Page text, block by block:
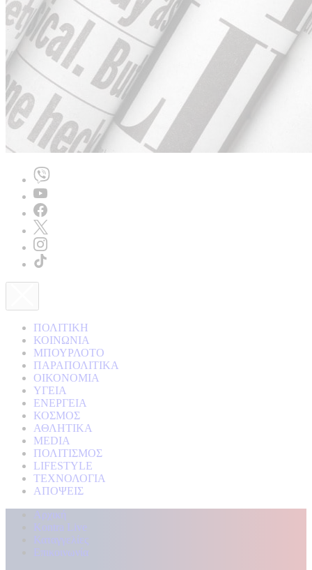
ΠΟΛΙΤΙΚΗ
ΚΟΙΝΩΝΙΑ
ΜΠΟΥΡΛΟΤΟ
ΠΑΡΑΠΟΛΙΤΙΚΑ
ΟΙΚΟΝΟΜΙΑ
ΥΓΕΙΑ
ΕΝΕΡΓΕΙΑ
ΚΟΣΜΟΣ
ΑΘΛΗΤΙΚΑ
MEDIA
ΠΟΛΙΤΙΣΜΟΣ
LIFESTYLE
ΤΕΧΝΟΛΟΓΙΑ
ΑΠΟΨΕΙΣ
Αρχική
Kontra Live
Καταγγελίες
Επικοινωνία